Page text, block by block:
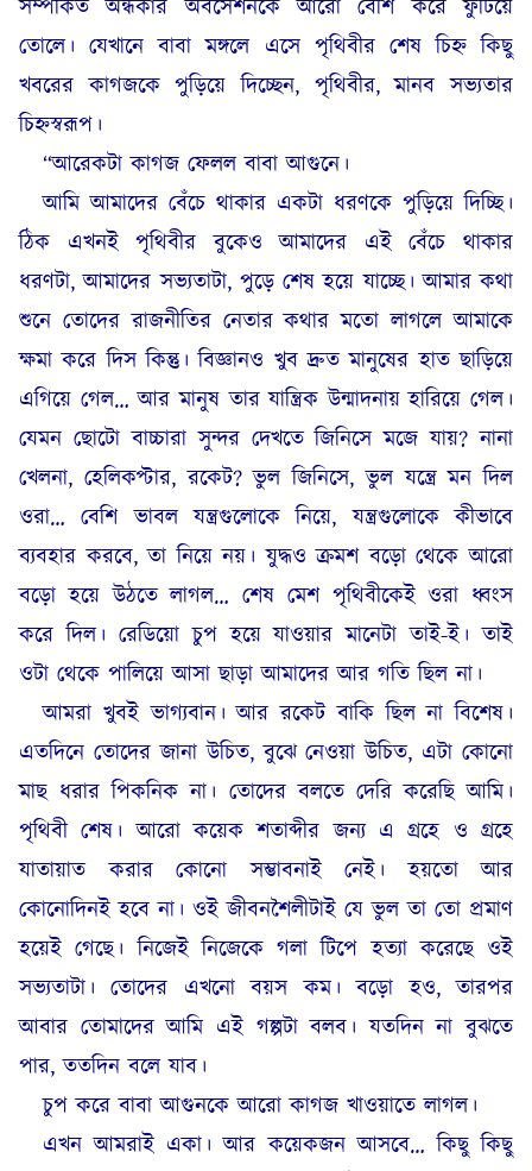
সম্পর্কিত অন্ধকার অবসেশনকে আরো বেশি করে ফুটিয়ে
তোলে। যেখানে বাবা মঙ্গলে এসে পৃথিবীর শেষ চিহ্ন কিছু
খবরের কাগজকে পুড়িয়ে দিচ্ছেন, পৃথিবীর, মানব সভ্যতার
চিহ্নস্বরূপ।
“আরেকটা কাগজ ফেলল বাবা আগুনে।
আমি আমাদের বেঁচে থাকার একটা ধরণকে পুড়িয়ে দিচ্ছি।
ঠিক এখনই পৃথিবীর বুকেও আমাদের এই বেঁচে থাকার
ধরণটা, আমাদের সভ্যতাটা, পুড়ে শেষ হয়ে যাচ্ছে। আমার কথা
শুনে তোদের রাজনীতির নেতার কথার মতো লাগলে আমাকে
ক্ষমা করে দিস কিন্তু। বিজ্ঞানও খুব দ্রুত মানুষের হাত ছাড়িয়ে
এগিয়ে গেল… আর মানুষ তার যান্ত্রিক উন্মাদনায় হারিয়ে গেল।
যেমন ছোটো বাচ্চারা সুন্দর দেখতে জিনিসে মজে যায়? নানা
খেলনা, হেলিকপ্টার, রকেট? ভুল জিনিসে, ভুল যন্ত্রে মন দিল
ওরা… বেশি ভাবল যন্ত্রগুলোকে নিয়ে, যন্ত্রগুলোকে কীভাবে
ব্যবহার করবে, তা নিয়ে নয়। যুদ্ধও ক্রমশ বড়ো থেকে আরো
বড়ো হয়ে উঠতে লাগল… শেষ মেশ পৃথিবীকেই ওরা ধ্বংস
করে দিল। রেডিয়ো চুপ হয়ে যাওয়ার মানেটা তাই-ই। তাই
ওটা থেকে পালিয়ে আসা ছাড়া আমাদের আর গতি ছিল না।
আমরা খুবই ভাগ্যবান। আর রকেট বাকি ছিল না বিশেষ।
এতদিনে তোদের জানা উচিত, বুঝে নেওয়া উচিত, এটা কোনো
মাছ ধরার পিকনিক না। তোদের বলতে দেরি করেছি আমি।
পৃথিবী শেষ। আরো কয়েক শতাব্দীর জন্য এ গ্রহে ও গ্রহে
যাতায়াত করার কোনো সম্ভাবনাই নেই। হয়তো আর
কোনোদিনই হবে না। ওই জীবনশৈলীটাই যে ভুল তা তো প্রমাণ
হয়েই গেছে। নিজেই নিজেকে গলা টিপে হত্যা করেছে ওই
সভ্যতাটা। তোদের এখনো বয়স কম। বড়ো হও, তারপর
আবার তোমাদের আমি এই গল্পটা বলব। যতদিন না বুঝতে
পার, ততদিন বলে যাব।
চুপ করে বাবা আগুনকে আরো কাগজ খাওয়াতে লাগল।
এখন আমরাই একা। আর কয়েকজন আসবে… কিছু কিছু